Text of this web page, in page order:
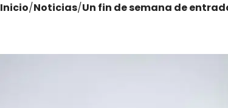
Inicio/Noticias/Un fin de semana de